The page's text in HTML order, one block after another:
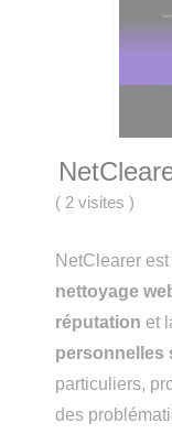
( 2 visites)
NetClearer
nettoyage
réputation et
personnelles
particuliers,
des